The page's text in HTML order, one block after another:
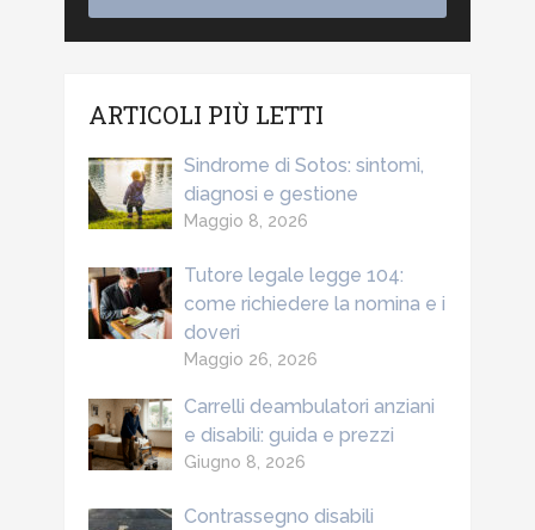
ARTICOLI PIÙ LETTI
Sindrome di Sotos: sintomi,
diagnosi e gestione
Maggio 8, 2026
Tutore legale legge 104:
come richiedere la nomina e i
doveri
Maggio 26, 2026
Carrelli deambulatori anziani
e disabili: guida e prezzi
Giugno 8, 2026
Contrassegno disabili